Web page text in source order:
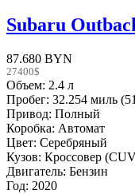
Subaru
87.680 BYN
27400$
Объем: 2.4 л
Пробег: 32.254 миль
Привод: Полный
Коробка: Автомат
Цвет: Серебряный
Кузов: Кроссовер
Двигатель: Бензин
Год: 2020